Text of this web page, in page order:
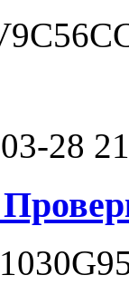
28